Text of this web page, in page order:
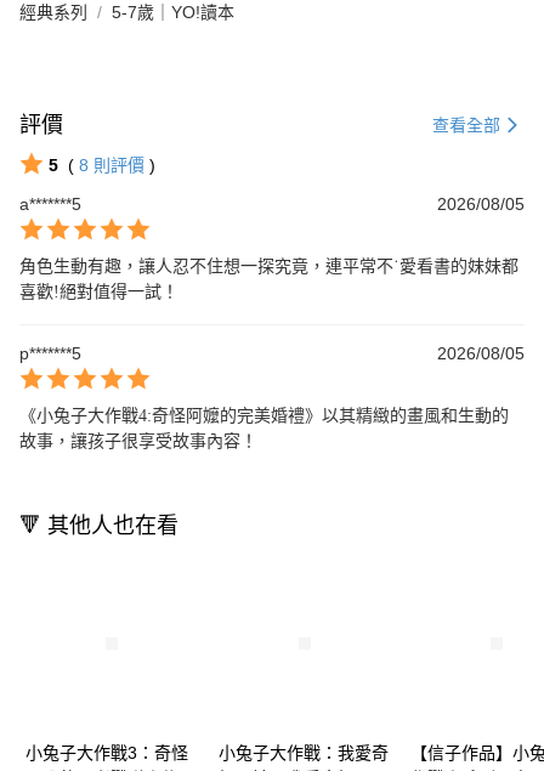
經典系列 5-7歲｜YO!讀本
評價 查看全部
5 ( 8 則評價 )
a*******5
2026/08/05
角色生動有趣，讓人忍不住想一探究竟，連平常不˙愛看書的妹妹都
喜歡!絕對值得一試！
p*******5 2026/08/05
《小兔子大作戰4:奇怪阿嬤的完美婚禮》以其精緻的畫風和生動的
故事，讓孩子很享受故事內容！
🔻 其他人也在看
小兔子大作戰3：奇怪
小兔子大作戰：我愛奇
【信子作品】小